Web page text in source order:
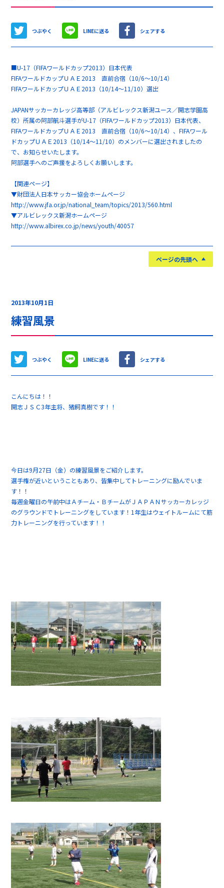
つぶやく LINEに送る シェアする
■U-17（FIFAワールドカップ2013）日本代表
FIFAワールドカップＵＡＥ2013 直前合宿（10/6～10/14）
FIFAワールドカップＵＡＥ2013（10/14～11/10）選出
JAPANサッカーカレッジ高等部（アルビレックス新潟ユース／開志学園高
校）所属の阿部航斗選手がU-17（FIFAワールドカップ2013）日本代表、
FIFAワールドカップＵＡＥ2013 直前合宿（10/6～10/14）、FIFAワール
ドカップＵＡＥ2013（10/14～11/10）のメンバーに選出されましたの
で、お知らせいたします。
阿部選手へのご声援をよろしくお願いします。
【関連ページ】
▼財団法人日本サッカー協会ホームページ
http://www.jfa.or.jp/national_team/topics/2013/560.html
▼アルビレックス新潟ホームページ
http://www.albirex.co.jp/news/youth/40057
ページの先頭へ
2013年10月1日
練習風景
つぶやく LINEに送る シェアする
こんにちは！！
開志ＪＳＣ3年主将、猪飼真樹です！！
今日は9月27日（金）の練習風景をご紹介します。
選手権が近いということもあり、皆集中してトレーニングに励んでいま
す！！
毎週金曜日の午前中はＡチーム・ＢチームがＪＡＰＡＮサッカーカレッジ
のグラウンドでトレーニングをしています！1年生はウェイトルームにて筋
力トレーニングを行っています！！